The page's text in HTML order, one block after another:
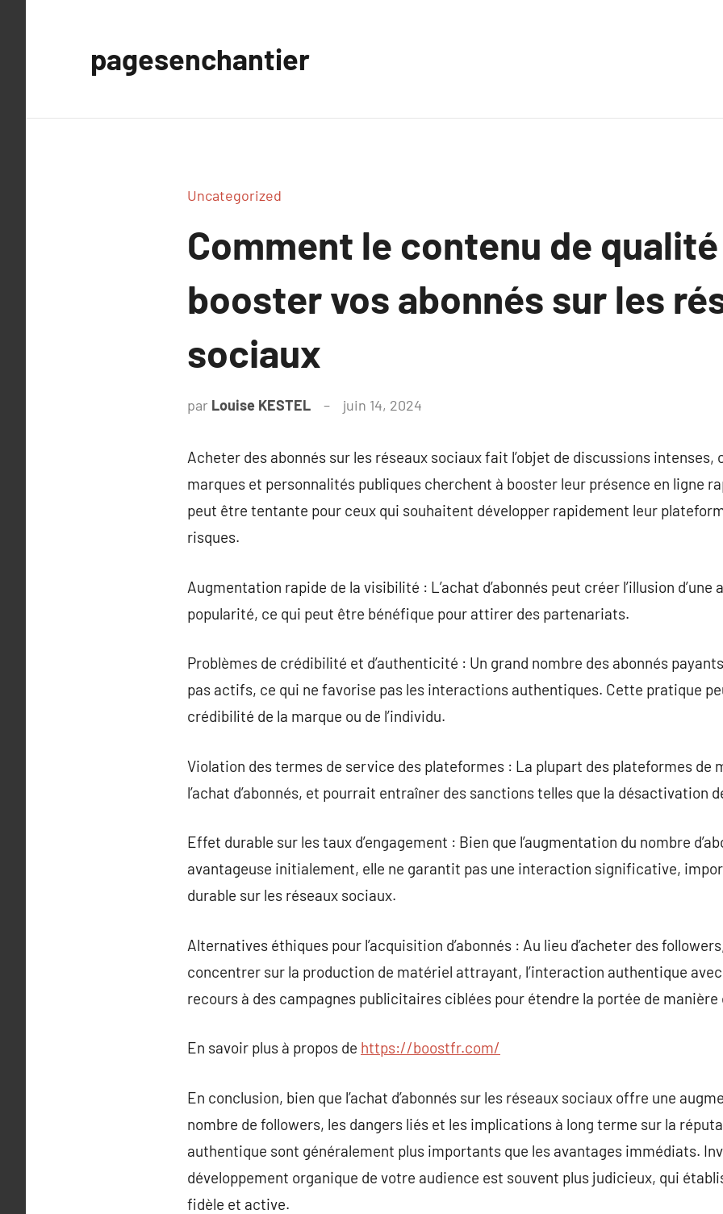
pagesenchantier
Uncategorized
Comment le contenu de
booster vos abonnés sur les
sociaux
par Louise KESTEL juin 14, 2024
Acheter des abonnés sur les réseaux sociaux fait l’objet de discussions intenses,
marques et personnalités publiques cherchent à booster leur présence en ligne
peut être tentante pour ceux qui souhaitent développer rapidement leur
risques.
Augmentation rapide de la visibilité : L’achat d’abonnés peut créer l’illusion
popularité, ce qui peut être bénéfique pour attirer des partenariats.
Problèmes de crédibilité et d’authenticité : Un grand nombre des abonnés
pas actifs, ce qui ne favorise pas les interactions authentiques. Cette pratique
crédibilité de la marque ou de l’individu.
Violation des termes de service des plateformes : La plupart des plateformes de
l’achat d’abonnés, et pourrait entraîner des sanctions telles que la désactivation
Effet durable sur les taux d’engagement : Bien que l’augmentation du nombre
avantageuse initialement, elle ne garantit pas une interaction significative,
durable sur les réseaux sociaux.
Alternatives éthiques pour l’acquisition d’abonnés : Au lieu d’acheter des
concentrer sur la production de matériel attrayant, l’interaction authentique
recours à des campagnes publicitaires ciblées pour étendre la portée de manière
En savoir plus à propos de https://boostfr.com/
En conclusion, bien que l’achat d’abonnés sur les réseaux sociaux offre une
nombre de followers, les dangers liés et les implications à long terme sur la
authentique sont généralement plus importants que les avantages immédiats.
développement organique de votre audience est souvent plus judicieux, qui
fidèle et active.